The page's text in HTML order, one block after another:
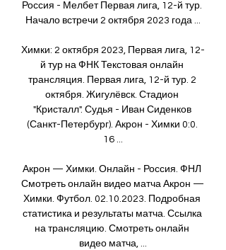
Россия - Мелбет Первая лига, 12-й тур.
Начало встречи 2 октября 2023 года ...
Химки: 2 октября 2023, Первая лига, 12-
й тур на ФНК Текстовая онлайн
трансляция. Первая лига, 12-й тур. 2
октября. Жигулёвск. Стадион
"Кристалл". Судья - Иван Сиденков
(Санкт-Петербург). Акрон - Химки 0:0.
16 ...
Акрон — Химки. Онлайн - Россия. ФНЛ
Смотреть онлайн видео матча Акрон —
Химки. Футбол. 02.10.2023. Подробная
статистика и результаты матча. Ссылка
на трансляцию. Смотреть онлайн
видео матча, ...